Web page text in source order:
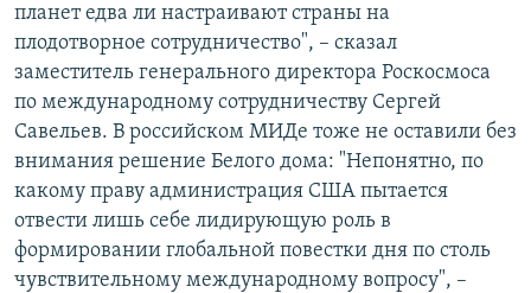
планет едва ли настраивают страны на
плодотворное сотрудничество", – сказал
заместитель генерального директора Роскосмоса
по международному сотрудничеству Сергей
Савельев. В российском МИДе тоже не оставили без
внимания решение Белого дома: "Непонятно, по
какому праву администрация США пытается
отвести лишь себе лидирующую роль в
формировании глобальной повестки дня по столь
чувствительному международному вопросу", –